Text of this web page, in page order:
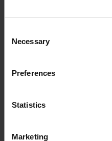
Selection
Necessary
Preferences
Statistics
Marketing